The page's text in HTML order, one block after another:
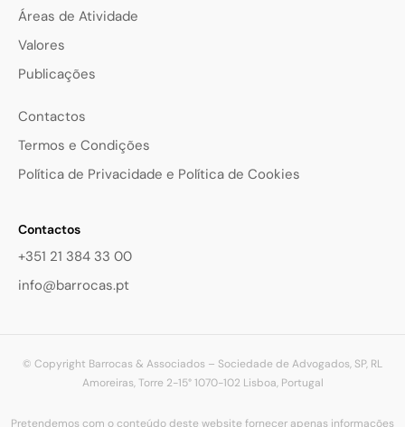
Áreas de Atividade
Valores
Publicações
Contactos
Termos e Condições
Política de Privacidade e Política de Cookies
Contactos
+351 21 384 33 00
info@barrocas.pt
© Copyright Barrocas & Associados – Sociedade de Advogados, SP, RL
Amoreiras, Torre 2-15° 1070-102 Lisboa, Portugal
Pretendemos com o conteúdo deste website fornecer apenas informações